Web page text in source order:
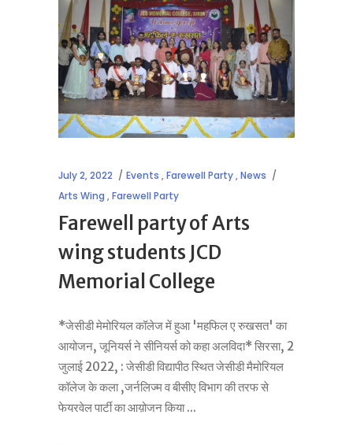
July 2, 2022 Events ,Farewell Party,News
Arts Wing ,Farewell Party
Farewell party of Arts
wing students JCD
Memorial College
*जेसीडी मेमोरियल कॉलेज में हुआ 'महफिल ए रुखसत' का
आयोजन, जूनियर्स ने सीनियर्स को कहा अलविदा* सिरसा, 2
जुलाई 2022, : जेसीडी विद्यापीठ स्थित जेसीडी मैमोरियल
कॉलेज के कला ,जर्नलिज्म व बीसीए विभाग की तरफ से
फेयरवेल पार्टी का आय़ोजन किया